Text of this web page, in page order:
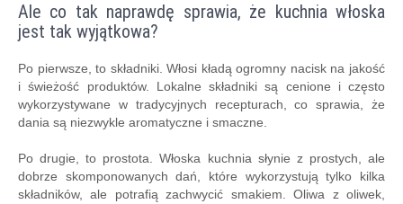
Ale co tak naprawdę sprawia, że kuchnia włoska
jest tak wyjątkowa?
Po pierwsze, to składniki. Włosi kładą ogromny nacisk na jakość
i świeżość produktów. Lokalne składniki są cenione i często
wykorzystywane w tradycyjnych recepturach, co sprawia, że
dania są niezwykle aromatyczne i smaczne.
Po drugie, to prostota. Włoska kuchnia słynie z prostych, ale
dobrze skomponowanych dań, które wykorzystują tylko kilka
składników, ale potrafią zachwycić smakiem. Oliwa z oliwek,